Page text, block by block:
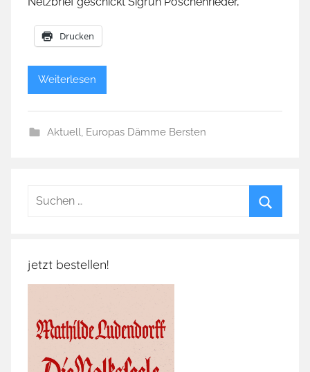
Drucken
Weiterlesen
Aktuell Europas Dämme Bersten
Suchen
jetzt bestellen!